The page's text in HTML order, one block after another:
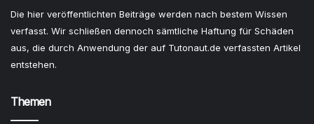
Die hier veröffentlichten Beiträge werden nach bestem Wissen
verfasst. Wir schließen dennoch sämtliche Haftung für Schäden
aus, die durch Anwendung der auf Tutonaut.de verfassten Artikel
entstehen.
Themen